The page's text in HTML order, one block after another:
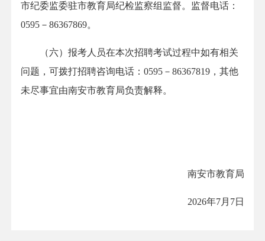
市纪委监委驻市教育局纪检监察组监督。监督电话：
0595－86367869。
（六）报考人员在本次招聘考试过程中如有相关
问题，可拨打招聘咨询电话：0595－86367819，其他
未尽事宜由南安市教育局负责解释。
南安市教育局
2026年7月7日